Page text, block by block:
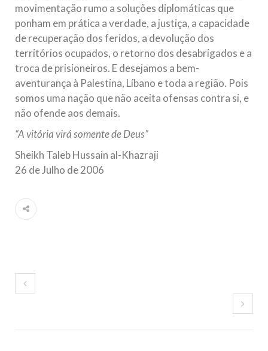
movimentação rumo a soluções diplomáticas que
ponham em prática a verdade, a justiça, a capacidade
de recuperação dos feridos, a devolução dos
territórios ocupados, o retorno dos desabrigados e a
troca de prisioneiros. E desejamos a bem-
aventurança à Palestina, Líbano e toda a região. Pois
somos uma nação que não aceita ofensas contra si, e
não ofende aos demais.
“A vitória virá somente de Deus”
Sheikh Taleb Hussain al-Khazraji
26 de Julho de 2006